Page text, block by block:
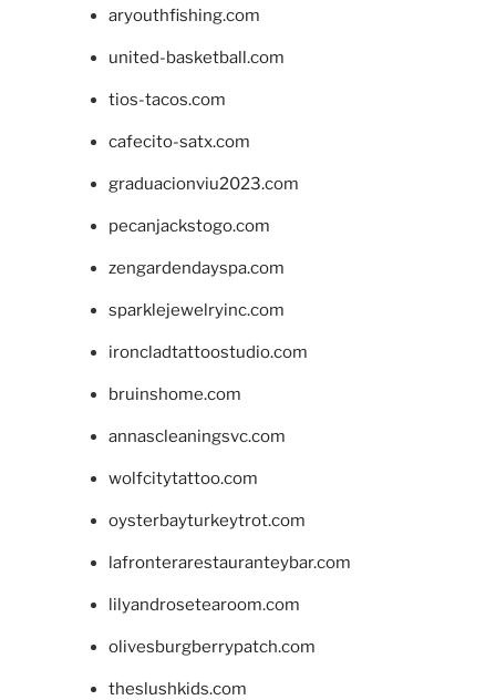
aryouthfishing.com
united-basketball.com
tios-tacos.com
cafecito-satx.com
graduacionviu2023.com
pecanjackstogo.com
zengardendayspa.com
sparklejewelryinc.com
ironcladtattoostudio.com
bruinshome.com
annascleaningsvc.com
wolfcitytattoo.com
oysterbayturkeytrot.com
lafronterarestauranteybar.com
lilyandrosetearoom.com
olivesburgberrypatch.com
theslushkids.com